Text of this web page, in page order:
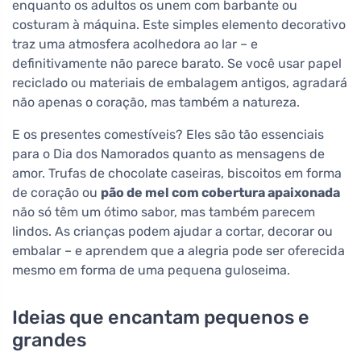
enquanto os adultos os unem com barbante ou
costuram à máquina. Este simples elemento decorativo
traz uma atmosfera acolhedora ao lar – e
definitivamente não parece barato. Se você usar papel
reciclado ou materiais de embalagem antigos, agradará
não apenas o coração, mas também a natureza.
E os presentes comestíveis? Eles são tão essenciais
para o Dia dos Namorados quanto as mensagens de
amor. Trufas de chocolate caseiras, biscoitos em forma
de coração ou pão de mel com cobertura apaixonada
não só têm um ótimo sabor, mas também parecem
lindos. As crianças podem ajudar a cortar, decorar ou
embalar – e aprendem que a alegria pode ser oferecida
mesmo em forma de uma pequena guloseima.
Ideias que encantam pequenos e
grandes